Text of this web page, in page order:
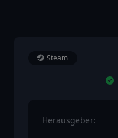
Steam
Herausgeber: